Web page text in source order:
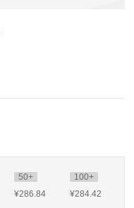
50+
100+
¥286.84 ¥284.42